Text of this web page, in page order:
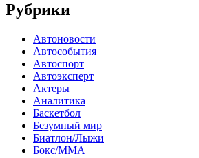
Рубрики
Автоновости
Автособытия
Автоспорт
Автоэксперт
Актеры
Аналитика
Баскетбол
Безумный мир
Биатлон/Лыжи
Бокс/MMA